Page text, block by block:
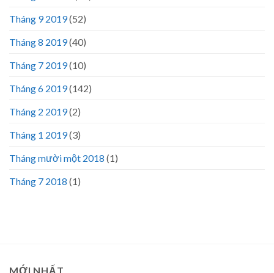
Tháng 9 2019(52)
Tháng 8 2019(40)
Tháng 7 2019(10)
Tháng 6 2019(142)
Tháng 2 2019(2)
Tháng 1 2019(3)
Tháng mười một 2018 (1)
Tháng 7 2018 (1)
MỚI NHẤT